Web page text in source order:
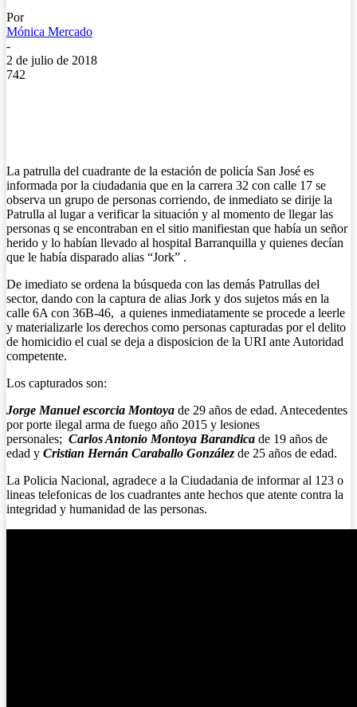
Por
Mónica Mercado
-
2 de julio de 2018
742
La patrulla del cuadrante de la estación de policía San José es
informada por la ciudadania que en la carrera 32 con calle 17 se
observa un grupo de personas corriendo, de inmediato se dirije la
Patrulla al lugar a verificar la situación y al momento de llegar las
personas q se encontraban en el sitio manifiestan que había un señor
herido y lo habían llevado al hospital Barranquilla y quienes decían
que le había disparado alias “Jork” .
De imediato se ordena la búsqueda con las demás Patrullas del
sector, dando con la captura de alias Jork y dos sujetos más en la
calle 6A con 36B-46, a quienes inmediatamente se procede a leerle
y materializarle los derechos como personas capturadas por el delito
de homicidio el cual se deja a disposicion de la URI ante Autoridad
competente.
Los capturados son:
Jorge Manuel escorcia Montoya de 29 años de edad. Antecedentes
por porte ilegal arma de fuego año 2015 y lesiones
personales; Carlos Antonio Montoya Barandica de 19 años de
edad y Cristian Hernán Caraballo González de 25 años de edad.
La Policia Nacional, agradece a la Ciudadania de informar al 123 o
lineas telefonicas de los cuadrantes ante hechos que atente contra la
integridad y humanidad de las personas.